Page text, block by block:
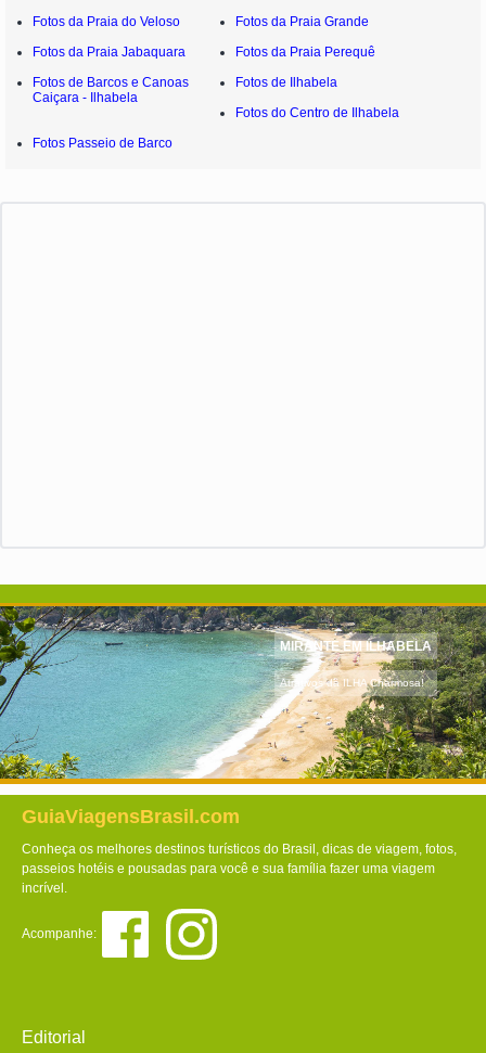
Fotos da Praia do Veloso
Fotos da Praia Grande
Fotos da Praia Jabaquara
Fotos da Praia Perequê
Fotos de Barcos e Canoas
Caiçara - Ilhabela
Fotos de Ilhabela
Fotos do Centro de Ilhabela
Fotos Passeio de Barco
MIRANTE EM ILHABELA
Atrativos da ILHA Charmosa!
GuiaViagensBrasil.com
Conheça os melhores destinos turísticos do Brasil, dicas de viagem, fotos,
passeios hotéis e pousadas para você e sua família fazer uma viagem
incrível.
Acompanhe:
Editorial